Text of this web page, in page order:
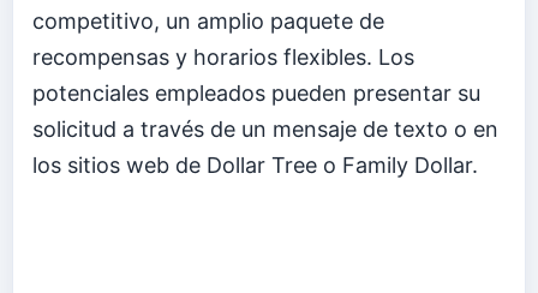
competitivo, un amplio paquete de
recompensas y horarios flexibles. Los
potenciales empleados pueden presentar su
solicitud a través de un mensaje de texto o en
los sitios web de Dollar Tree o Family Dollar.